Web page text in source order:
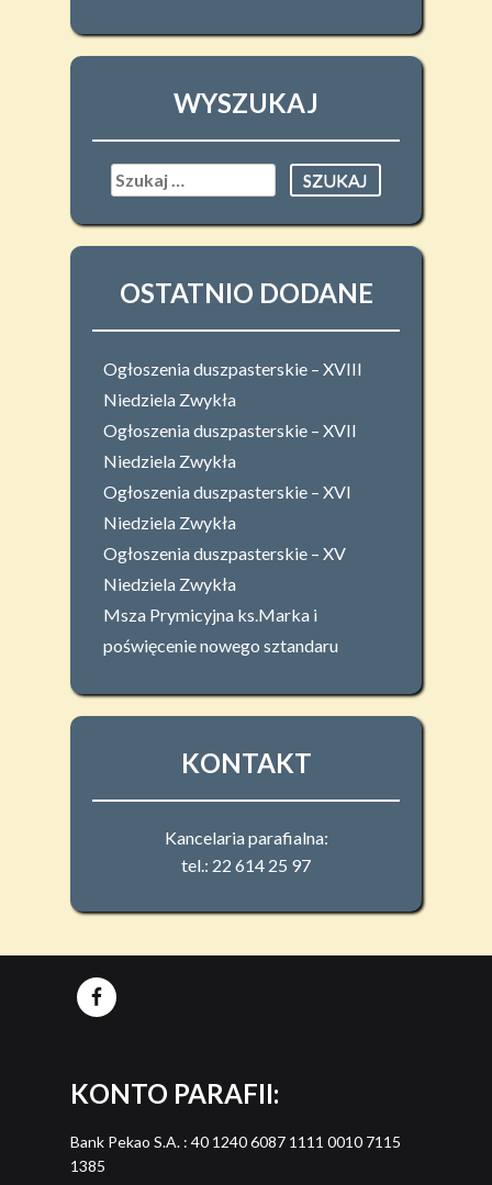
WYSZUKAJ
Szukaj:
OSTATNIO DODANE
Ogłoszenia duszpasterskie – XVIII
Niedziela Zwykła
Ogłoszenia duszpasterskie – XVII
Niedziela Zwykła
Ogłoszenia duszpasterskie – XVI
Niedziela Zwykła
Ogłoszenia duszpasterskie – XV
Niedziela Zwykła
Msza Prymicyjna ks.Marka i
poświęcenie nowego sztandaru
KONTAKT
Kancelaria parafialna:
tel.: 22 614 25 97
KONTO PARAFII:
Bank Pekao S.A. : 40 1240 6087 1111 0010 7115
1385